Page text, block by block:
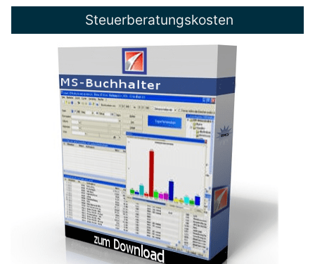
Steuerberatungskosten